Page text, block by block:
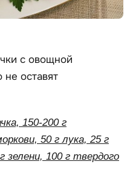
с овощной
не оставят
150-200 г
50 г лука, 25 г
зелени, 100 г твердого